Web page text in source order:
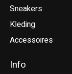
Sneakers
Kleding
Accessoires
Info